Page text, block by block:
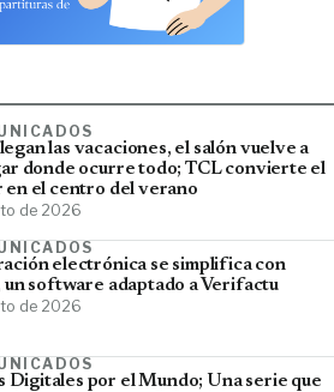
las vacaciones, el salón vuelve a
donde ocurre todo; TCL convierte el
el centro del verano
de 2026
electrónica se simplifica con
software adaptado a Verifactu
de 2026
Digitales por el Mundo; Una serie que